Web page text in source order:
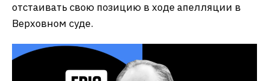
отстаивать свою позицию в ходе апелляции в
Верховном суде.